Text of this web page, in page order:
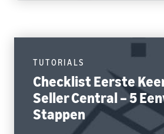
TUTORIALS
Checklist Eerste
Seller Central – 5
Stappen